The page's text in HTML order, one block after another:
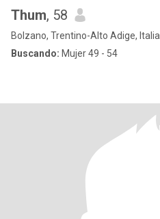
Thum, 58
Bolzano, Trentino-Alto Adige, Italia
Buscando: Mujer 49 - 54